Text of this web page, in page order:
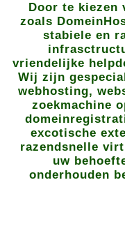
Door te kiezen
zoals
stabiele en
vriendelijke
Wij zijn
webhosting,
zoekmachine
excotische
razendsnelle
uw
onderhouden